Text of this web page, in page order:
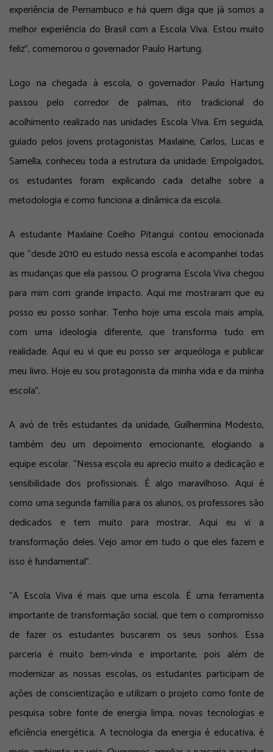
experiência de Pernambuco e há quem diga que já somos a
melhor experiência do Brasil com a Escola Viva. Estou muito
feliz”, comemorou o governador Paulo Hartung.
Logo na chegada à escola, o governador Paulo Hartung
passou pelo corredor de palmas, rito tradicional do
acolhimento realizado nas unidades Escola Viva. Em seguida,
guiado pelos jovens protagonistas Maxlaine, Carlos, Lucas e
Samella, conheceu toda a estrutura da unidade. Empolgados,
os estudantes foram explicando cada detalhe sobre a
metodologia e como funciona a dinâmica da escola.
A estudante Maxlaine Coelho Pitangui contou emocionada
que “desde 2010 eu estudo nessa escola e acompanhei todas
as mudanças que ela passou. O programa Escola Viva chegou
para mim com grande impacto. Aqui me mostraram que eu
posso eu posso sonhar. Tenho hoje uma escola mais ampla,
com uma ideologia diferente, que transforma tudo em
realidade. Aqui eu vi que eu posso ser arqueóloga e publicar
meu livro. Hoje eu sou protagonista da minha vida e da minha
escola”.
A avó de três estudantes da unidade, Guilhermina Modesto,
também deu um depoimento emocionante, elogiando a
equipe escolar. “Nessa escola eu aprecio muito a dedicação e
sensibilidade dos profissionais. É algo maravilhoso. Aqui é
como uma segunda família para os alunos, os professores são
dedicados e tem muito para mostrar. Aqui eu vi a
transformação deles. Vejo amor em tudo o que eles fazem e
isso é fundamental”.
“A Escola Viva é mais que uma escola. É uma ferramenta
importante de transformação social, que tem o compromisso
de fazer os estudantes buscarem os seus sonhos. Essa
parceria é muito bem-vinda e importante, pois além de
modernizar as nossas escolas, os estudantes participam de
ações de conscientização e utilizam o projeto como fonte de
pesquisa sobre fonte de energia limpa, novas tecnologias e
eficiência energética. A tecnologia da energia é educativa, é